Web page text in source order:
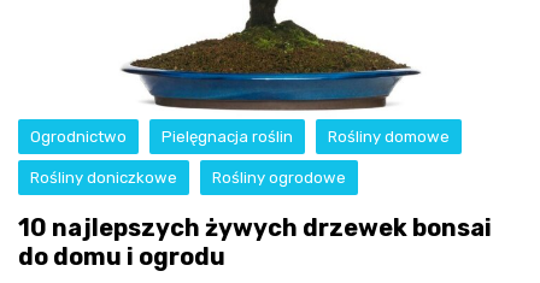
Ogrodnictwo Pielęgnacja roślin Rośliny domowe
Rośliny doniczkowe Rośliny ogrodowe
10 najlepszych żywych drzewek bonsai
do domu i ogrodu